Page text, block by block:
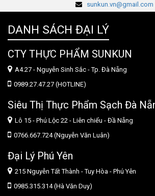
sunkun.vn@gmail.com
DANH SÁCH ĐẠI LÝ
CTY THỰC PHẨM SUNKUN
A4.27 - Nguyễn Sinh Sắc - Tp. Đà Nẵng
0989.27.47.27 (HOTLINE)
Siêu Thị Thực Phẩm Sạch Đà
Lô 15 - Phú Lộc 22 - Liên chiểu - Đầ Nẵng
0766.667.724 (Nguyễn Văn Luân)
Đại Lý Phú Yên
215 Nguyễn Tất Thành - Tuy Hòa - Phú Yên
0985.315.314 (Hà Văn Duy)